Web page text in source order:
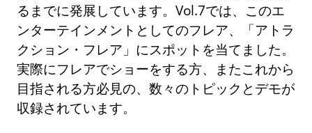
るまでに発展しています。Vol.7では、このエ
ンターテインメントとしてのフレア、「アトラ
クション・フレア」にスポットを当てました。
実際にフレアでショーをする方、またこれから
目指される方必見の、数々のトピックとデモが
収録されています。